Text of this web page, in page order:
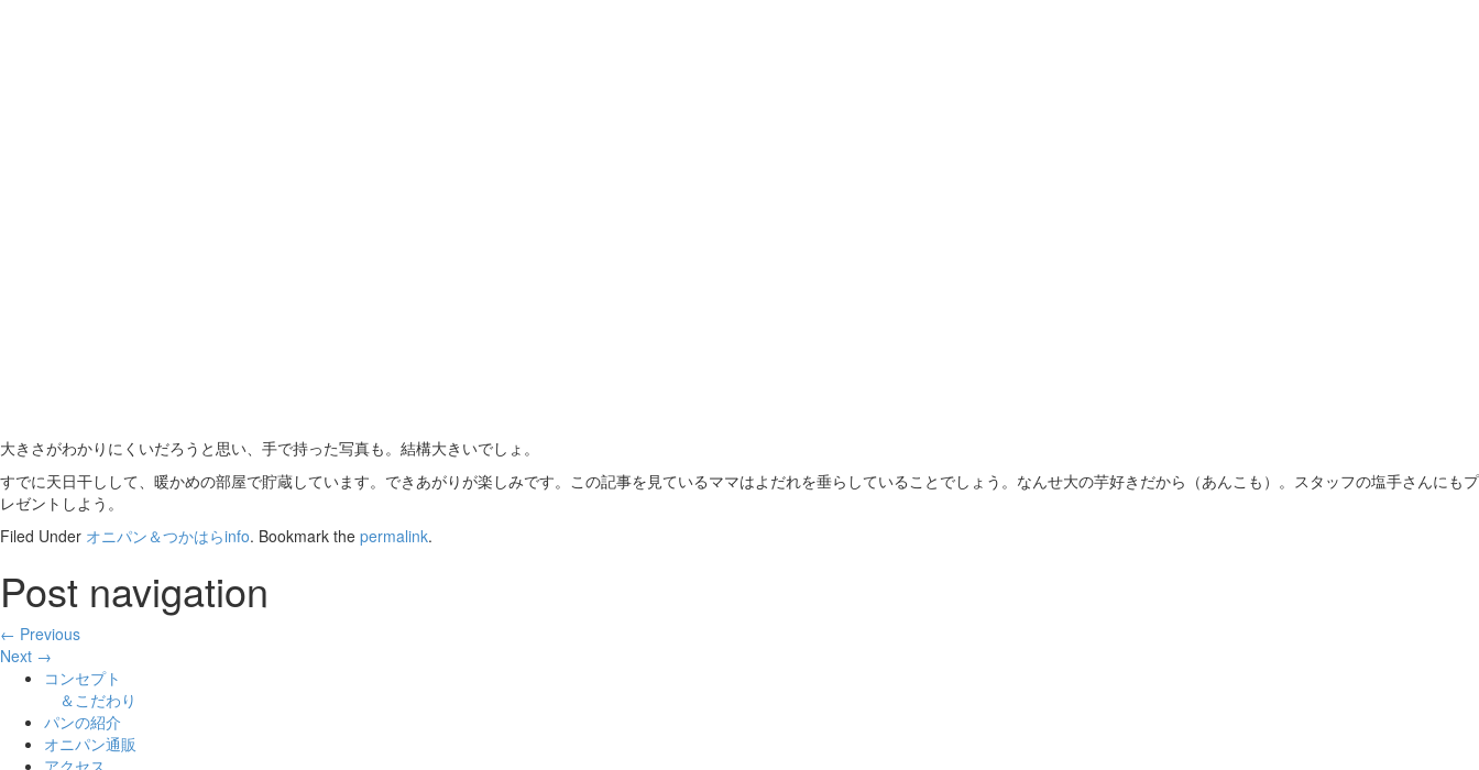
大きさがわかりにくいだろうと思い、手で持った写真も。結構大きいでしょ。
すでに天日干しして、暖かめの部屋で貯蔵しています。できあがりが楽しみです。この記事を見ているママはよだれを垂らしていることでしょう。なんせ大の芋好きだから（あんこも）。スタッフの塩手さんにもプ
レゼントしよう。
Filed Under オニパン＆つかはらinfo. Bookmark the permalink.
Post navigation
← Previous
Next →
コンセプト
＆こだわり
パンの紹介
オニパン通販
アクセス